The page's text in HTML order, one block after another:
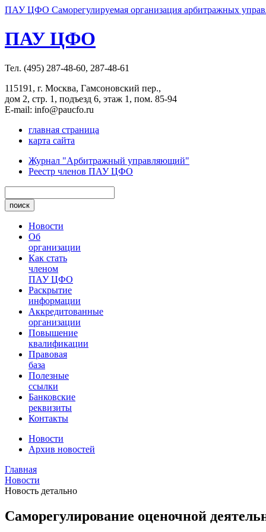
ПАУ ЦФО Саморегулируемая организация арбитражных
ПАУ ЦФО
Тел. (495) 287-48-60, 287-48-61
115191, г. Москва, Гамсоновский пер.,
дом 2, стр. 1, подъезд 6, этаж 1, пом. 85-94
E-mail: info@paucfo.ru
главная страница
карта сайта
Журнал "Арбитражный управляющий"
Реестр членов ПАУ ЦФО
Новости
Об
организации
Как стать
членом
ПАУ ЦФО
Раскрытие
информации
Аккредитованные
организации
Повышение
квалификации
Правовая
база
Полезные
ссылки
Банковские
реквизиты
Контакты
Новости
Архив новостей
Главная
Новости
Новость детально
Саморегулирование оценочной